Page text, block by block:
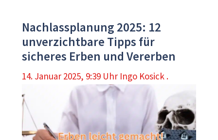
Nachlassplanung 2025: 12
unverzichtbare Tipps für
sicheres Erben und Vererben
14. Januar 2025, 9:39 Uhr Ingo Kosick .